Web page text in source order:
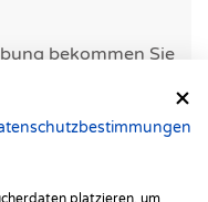
bekommen Sie
platzieren, um